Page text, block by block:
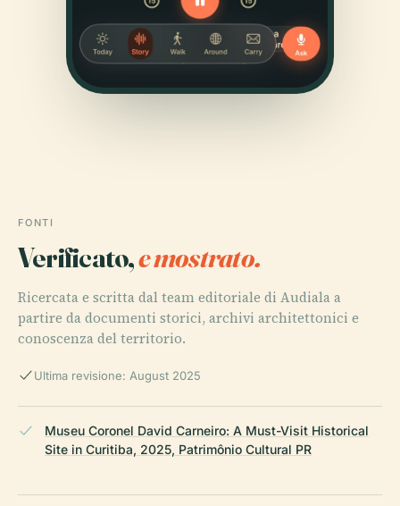
FONTI
Verificato,e mostrato.
Ricercata e scritta dal team editoriale di Audiala a
partire da documenti storici, archivi architettonici e
conoscenza del territorio.
Ultima revisione: August 2025
Museu Coronel David Carneiro: A Must-Visit Historical
Site in Curitiba, 2025, Patrimônio Cultural PR